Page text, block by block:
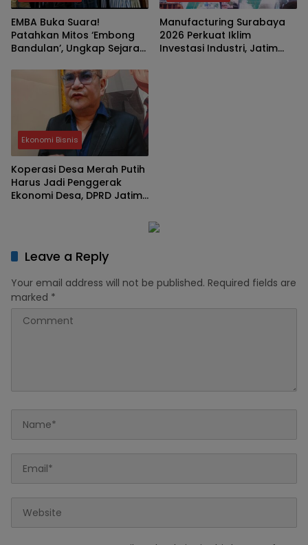
EMBA Buka Suara!
Patahkan Mitos ‘Embong
Bandulan’, Ungkap Sejarah
Malang
Manufacturing Surabaya
2026 Perkuat Iklim
Investasi Industri, Jatim
Ekonomi Bisnis
Koperasi Desa Merah Putih
Harus Jadi Penggerak
Ekonomi Desa, DPRD Jatim:
Leave a Reply
Your email address will not be published. Required fields are
marked *